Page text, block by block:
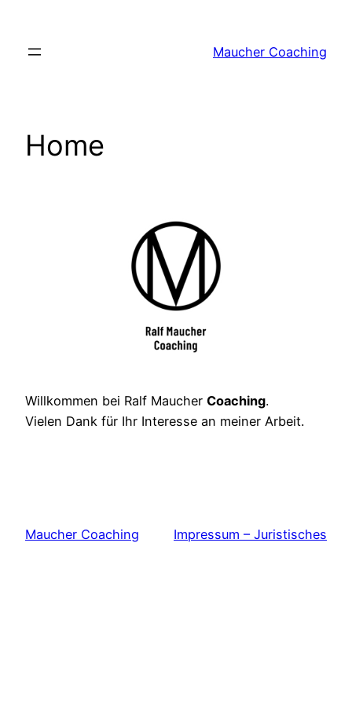
springen
Maucher Coaching
Home
Willkommen bei Ralf Maucher Coaching.
Vielen Dank für Ihr Interesse an meiner Arbeit.
Maucher Coaching Impressum – Juristisches